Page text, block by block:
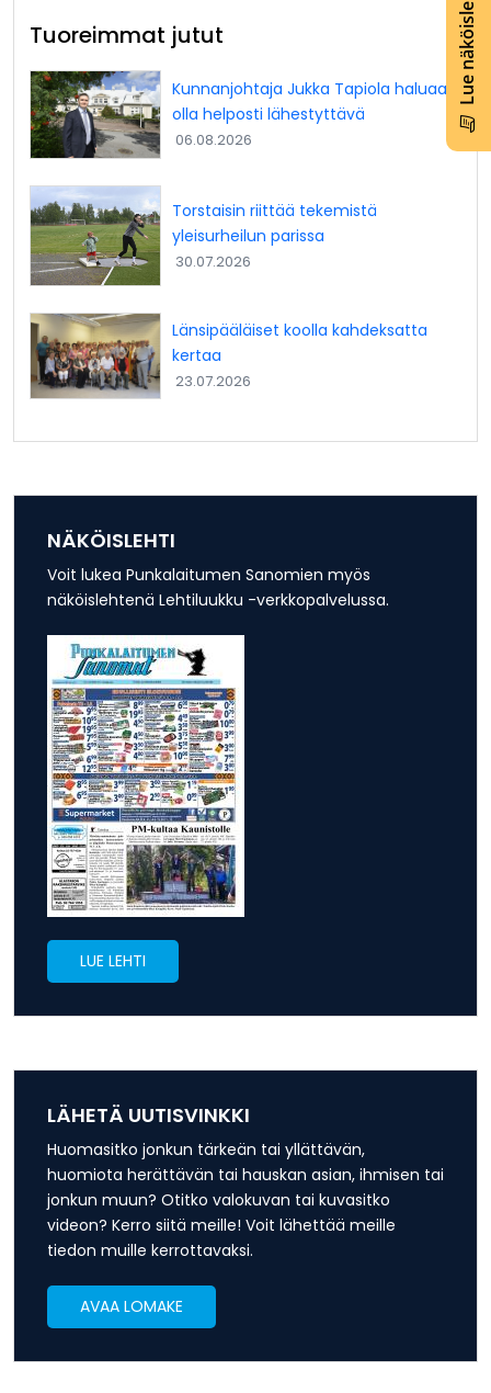
Lue näköislehti
Tuoreimmat jutut
Kunnanjohtaja Jukka Tapiola haluaa
olla helposti lähestyttävä
06.08.2026
Torstaisin riittää tekemistä
yleisurheilun parissa
30.07.2026
Länsipääläiset koolla kahdeksatta
kertaa
23.07.2026
NÄKÖISLEHTI
Voit lukea Punkalaitumen Sanomien myös
näköislehtenä Lehtiluukku -verkkopalvelussa.
LUE LEHTI
LÄHETÄ UUTISVINKKI
Huomasitko jonkun tärkeän tai yllättävän,
huomiota herättävän tai hauskan asian, ihmisen tai
jonkun muun? Otitko valokuvan tai kuvasitko
videon? Kerro siitä meille! Voit lähettää meille
tiedon muille kerrottavaksi.
AVAA LOMAKE